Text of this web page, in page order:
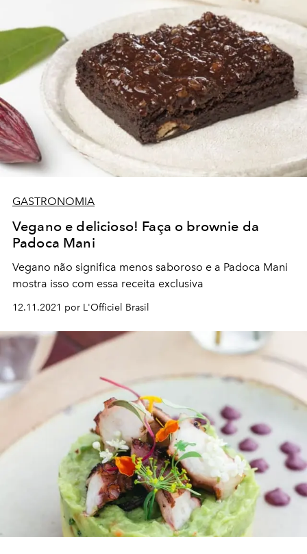
GASTRONOMIA
Vegano e delicioso! Faça o brownie da
Padoca Mani
Vegano não significa menos saboroso e a Padoca Mani
mostra isso com essa receita exclusiva
12.11.2021 por L'Officiel Brasil